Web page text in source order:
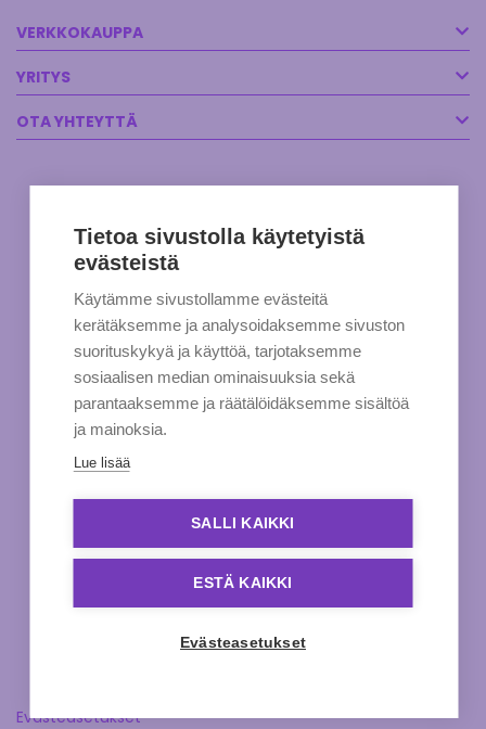
VERKKOKAUPPA
YRITYS
OTA YHTEYTTÄ
Evästeasetukset
Tietoa sivustolla käytetyistä
evästeistä
Käytämme sivustollamme evästeitä
kerätäksemme ja analysoidaksemme sivuston
suorituskykyä ja käyttöä, tarjotaksemme
sosiaalisen median ominaisuuksia sekä
parantaaksemme ja räätälöidäksemme sisältöä
ja mainoksia.
Lue lisää
SALLI KAIKKI
ESTÄ KAIKKI
Evästeasetukset